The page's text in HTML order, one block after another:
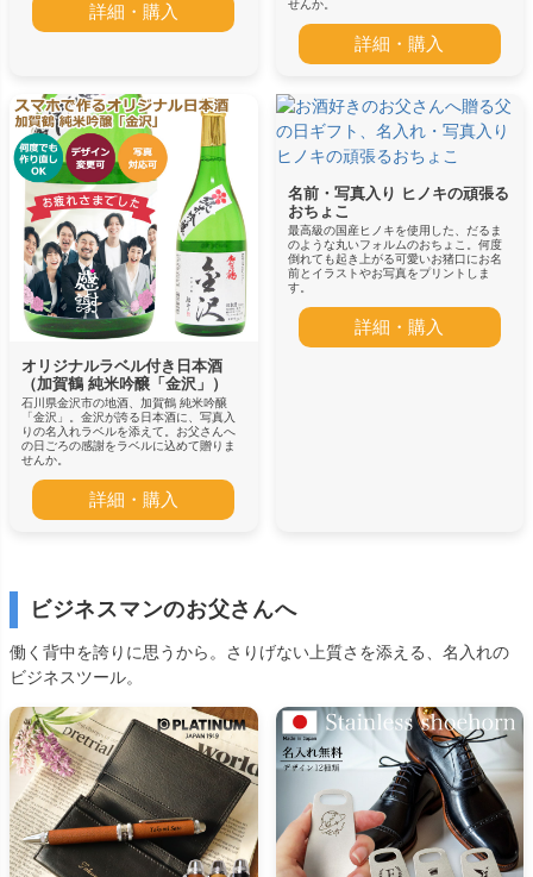
詳細・購入
せんか。
詳細・購入
オリジナルラベル付き日本酒
（加賀鶴 純米吟醸「金沢」）
石川県金沢市の地酒、加賀鶴 純米吟醸
「金沢」。金沢が誇る日本酒に、写真入
りの名入れラベルを添えて。お父さんへ
の日ごろの感謝をラベルに込めて贈りま
せんか。
詳細・購入
名前・写真入り ヒノキの頑張る
おちょこ
最高級の国産ヒノキを使用した、だるま
のような丸いフォルムのおちょこ。何度
倒れても起き上がる可愛いお猪口にお名
前とイラストやお写真をプリントしま
す。
詳細・購入
ビジネスマンのお父さんへ
働く背中を誇りに思うから。さりげない上質さを添える、名入れの
ビジネスツール。